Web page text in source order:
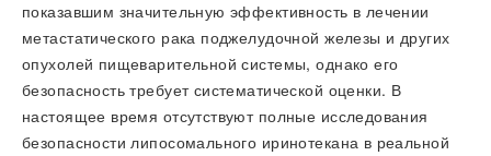
показавшим значительную эффективность в лечении
метастатического рака поджелудочной железы и других
опухолей пищеварительной системы, однако его
безопасность требует систематической оценки. В
настоящее время отсутствуют полные исследования
безопасности липосомального иринотекана в реальной